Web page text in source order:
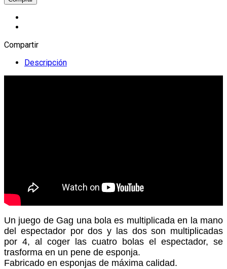
Compartir
Descripción
Un juego de Gag una bola es multiplicada en la mano
del espectador por dos y las dos son multiplicadas
por 4, al coger las cuatro bolas el espectador, se
trasforma en un pene de esponja.
Fabricado en esponjas de máxima calidad.